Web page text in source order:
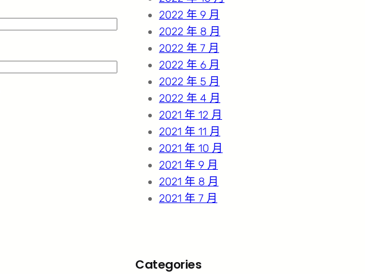
2022 年 9 月
2022 年 8 月
2022 年 7 月
2022 年 6 月
2022 年 5 月
2022 年 4 月
2021 年 12 月
2021 年 11 月
2021 年 10 月
2021 年 9 月
2021 年 8 月
2021 年 7 月
Categories